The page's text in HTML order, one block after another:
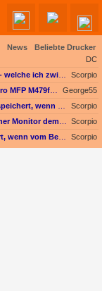
News
Beliebte Drucker
DC
Scorpio
George55
Scorpio
Scorpio
Scorpio